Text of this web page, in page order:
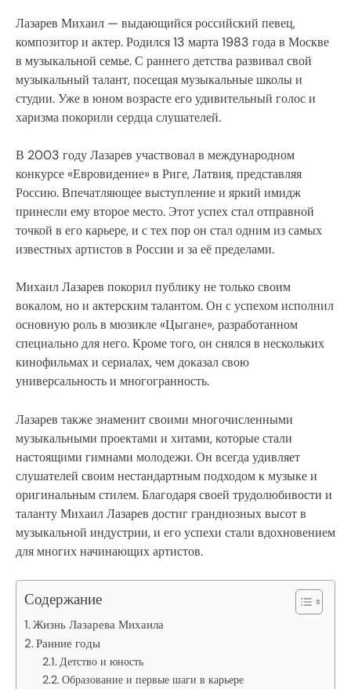
Лазарев Михаил — выдающийся российский певец,
композитор и актер. Родился 13 марта 1983 года в Москве
в музыкальной семье. С раннего детства развивал свой
музыкальный талант, посещая музыкальные школы и
студии. Уже в юном возрасте его удивительный голос и
харизма покорили сердца слушателей.
В 2003 году Лазарев участвовал в международном
конкурсе «Евровидение» в Риге, Латвия, представляя
Россию. Впечатляющее выступление и яркий имидж
принесли ему второе место. Этот успех стал отправной
точкой в его карьере, и с тех пор он стал одним из самых
известных артистов в России и за её пределами.
Михаил Лазарев покорил публику не только своим
вокалом, но и актерским талантом. Он с успехом исполнил
основную роль в мюзикле «Цыгане», разработанном
специально для него. Кроме того, он снялся в нескольких
кинофильмах и сериалах, чем доказал свою
универсальность и многогранность.
Лазарев также знаменит своими многочисленными
музыкальными проектами и хитами, которые стали
настоящими гимнами молодежи. Он всегда удивляет
слушателей своим нестандартным подходом к музыке и
оригинальным стилем. Благодаря своей трудолюбивости и
таланту Михаил Лазарев достиг грандиозных высот в
музыкальной индустрии, и его успехи стали вдохновением
для многих начинающих артистов.
Содержание
Жизнь Лазарева Михаила
Ранние годы
Детство и юность
Образование и первые шаги в карьере